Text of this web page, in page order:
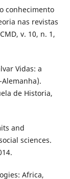
conhecimento
nas revistas
v. 10, n. 1,
Vidas: a
de Historia,
and
sciences.
Africa,